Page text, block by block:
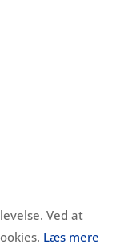
Ved at
Læs mere